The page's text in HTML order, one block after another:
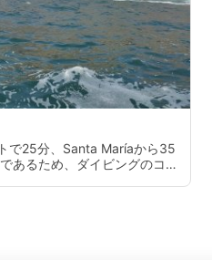
で25分、Santa Maríaから35
あるため、ダイビングのコ
る
ータを組み合わせてユーザー層を